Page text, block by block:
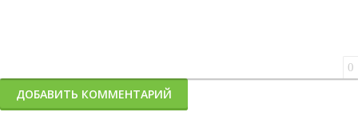
0
ДОБАВИТЬ КОММЕНТАРИЙ